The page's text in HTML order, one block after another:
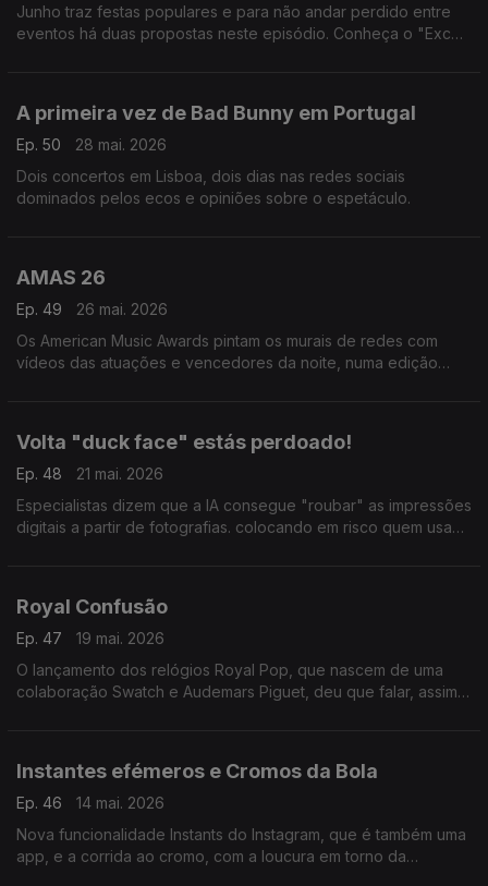
Junho traz festas populares e para não andar perdido entre
eventos há duas propostas neste episódio. Conheça o "Excel
A primeira vez de Bad Bunny em Portugal
Ep. 50
28 mai. 2026
Dois concertos em Lisboa, dois dias nas redes sociais
dominados pelos ecos e opiniões sobre o espetáculo.
AMAS 26
Ep. 49
26 mai. 2026
Os American Music Awards pintam os murais de redes com
vídeos das atuações e vencedores da noite, numa edição
Volta "duck face" estás perdoado!
Ep. 48
21 mai. 2026
Especialistas dizem que a IA consegue "roubar" as impressões
digitais a partir de fotografias. colocando em risco quem usa
Royal Confusão
Ep. 47
19 mai. 2026
O lançamento dos relógios Royal Pop, que nascem de uma
colaboração Swatch e Audemars Piguet, deu que falar, assim
Instantes efémeros e Cromos da Bola
Ep. 46
14 mai. 2026
Nova funcionalidade Instants do Instagram, que é também uma
app, e a corrida ao cromo, com a loucura em torno da